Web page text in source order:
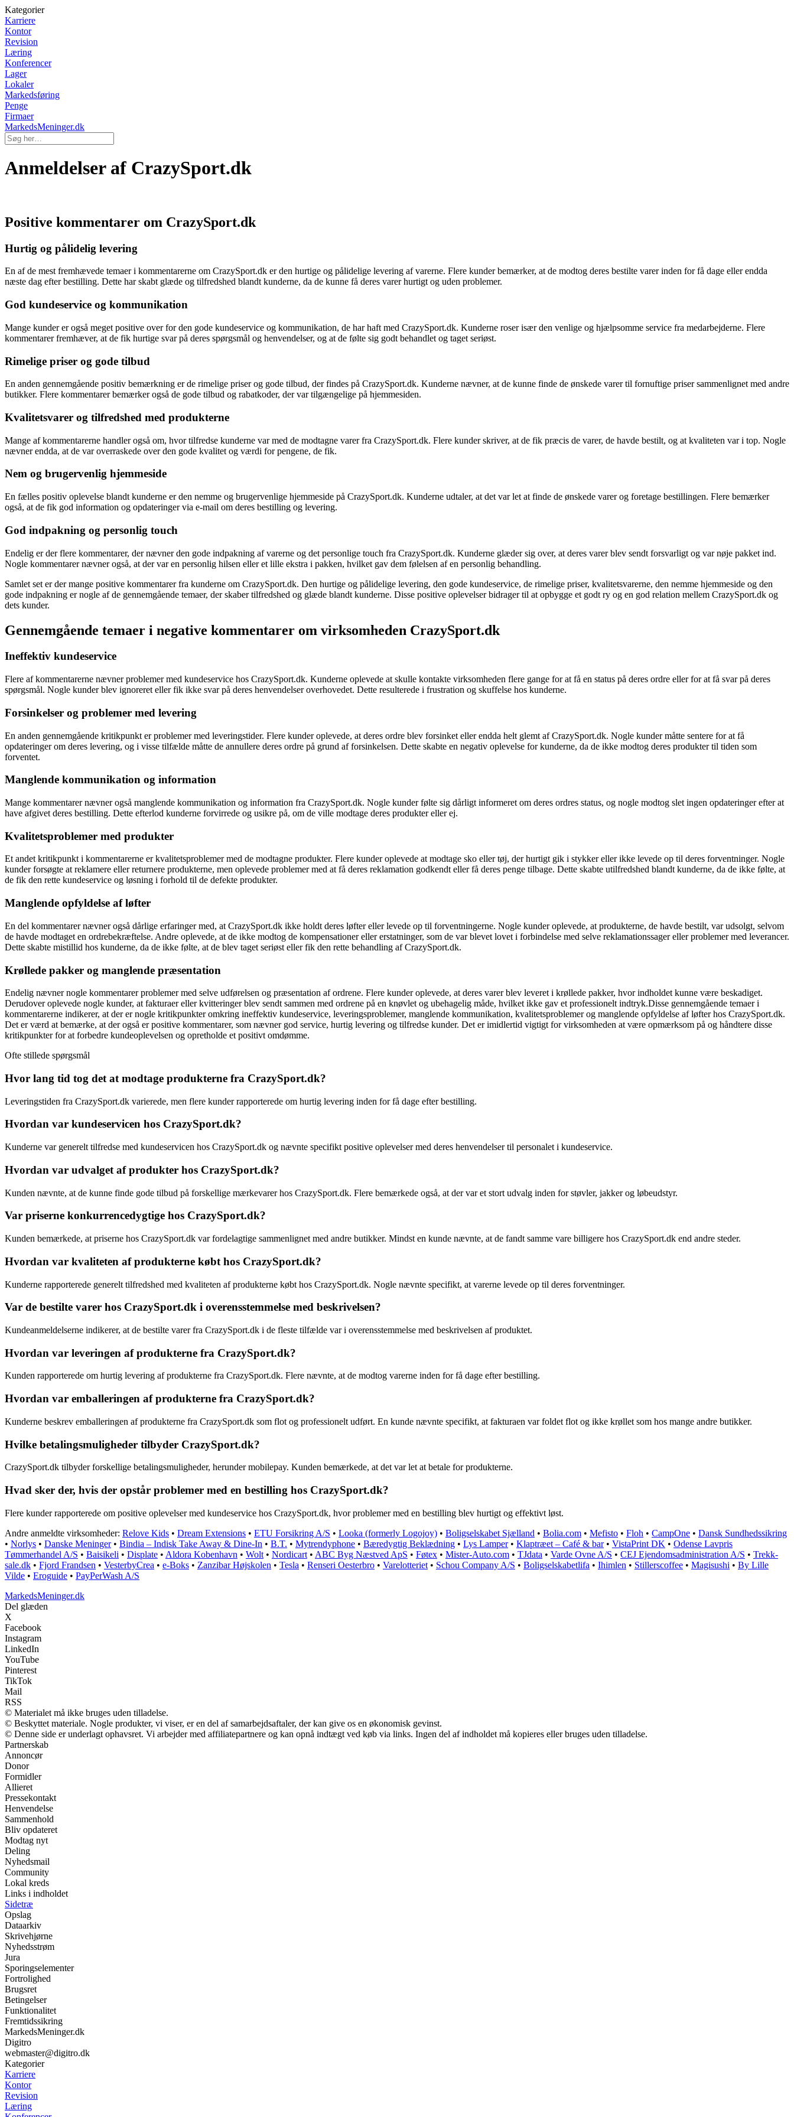
Kategorier
Karriere
Kontor
Revision
Læring
Konferencer
Lager
Lokaler
Markedsføring
Penge
Firmaer
MarkedsMeninger.dk
Anmeldelser af CrazySport.dk
Positive kommentarer om CrazySport.dk
Hurtig og pålidelig levering
En af de mest fremhævede temaer i kommentarerne om CrazySport.dk er den hurtige og pålidelige levering af varerne. Flere kunder bemærker, at de modtog deres bestilte varer inden for få dage eller endda
næste dag efter bestilling. Dette har skabt glæde og tilfredshed blandt kunderne, da de kunne få deres varer hurtigt og uden problemer.
God kundeservice og kommunikation
Mange kunder er også meget positive over for den gode kundeservice og kommunikation, de har haft med CrazySport.dk. Kunderne roser især den venlige og hjælpsomme service fra medarbejderne. Flere
kommentarer fremhæver, at de fik hurtige svar på deres spørgsmål og henvendelser, og at de følte sig godt behandlet og taget seriøst.
Rimelige priser og gode tilbud
En anden gennemgående positiv bemærkning er de rimelige priser og gode tilbud, der findes på CrazySport.dk. Kunderne nævner, at de kunne finde de ønskede varer til fornuftige priser sammenlignet med andre
butikker. Flere kommentarer bemærker også de gode tilbud og rabatkoder, der var tilgængelige på hjemmesiden.
Kvalitetsvarer og tilfredshed med produkterne
Mange af kommentarerne handler også om, hvor tilfredse kunderne var med de modtagne varer fra CrazySport.dk. Flere kunder skriver, at de fik præcis de varer, de havde bestilt, og at kvaliteten var i top. Nogle
nævner endda, at de var overraskede over den gode kvalitet og værdi for pengene, de fik.
Nem og brugervenlig hjemmeside
En fælles positiv oplevelse blandt kunderne er den nemme og brugervenlige hjemmeside på CrazySport.dk. Kunderne udtaler, at det var let at finde de ønskede varer og foretage bestillingen. Flere bemærker
også, at de fik god information og opdateringer via e-mail om deres bestilling og levering.
God indpakning og personlig touch
Endelig er der flere kommentarer, der nævner den gode indpakning af varerne og det personlige touch fra CrazySport.dk. Kunderne glæder sig over, at deres varer blev sendt forsvarligt og var nøje pakket ind.
Nogle kommentarer nævner også, at der var en personlig hilsen eller et lille ekstra i pakken, hvilket gav dem følelsen af en personlig behandling.
Samlet set er der mange positive kommentarer fra kunderne om CrazySport.dk. Den hurtige og pålidelige levering, den gode kundeservice, de rimelige priser, kvalitetsvarerne, den nemme hjemmeside og den
gode indpakning er nogle af de gennemgående temaer, der skaber tilfredshed og glæde blandt kunderne. Disse positive oplevelser bidrager til at opbygge et godt ry og en god relation mellem CrazySport.dk og
dets kunder.
Gennemgående temaer i negative kommentarer om virksomheden CrazySport.dk
Ineffektiv kundeservice
Flere af kommentarerne nævner problemer med kundeservice hos CrazySport.dk. Kunderne oplevede at skulle kontakte virksomheden flere gange for at få en status på deres ordre eller for at få svar på deres
spørgsmål. Nogle kunder blev ignoreret eller fik ikke svar på deres henvendelser overhovedet. Dette resulterede i frustration og skuffelse hos kunderne.
Forsinkelser og problemer med levering
En anden gennemgående kritikpunkt er problemer med leveringstider. Flere kunder oplevede, at deres ordre blev forsinket eller endda helt glemt af CrazySport.dk. Nogle kunder måtte sentere for at få
opdateringer om deres levering, og i visse tilfælde måtte de annullere deres ordre på grund af forsinkelsen. Dette skabte en negativ oplevelse for kunderne, da de ikke modtog deres produkter til tiden som
forventet.
Manglende kommunikation og information
Mange kommentarer nævner også manglende kommunikation og information fra CrazySport.dk. Nogle kunder følte sig dårligt informeret om deres ordres status, og nogle modtog slet ingen opdateringer efter at
have afgivet deres bestilling. Dette efterlod kunderne forvirrede og usikre på, om de ville modtage deres produkter eller ej.
Kvalitetsproblemer med produkter
Et andet kritikpunkt i kommentarerne er kvalitetsproblemer med de modtagne produkter. Flere kunder oplevede at modtage sko eller tøj, der hurtigt gik i stykker eller ikke levede op til deres forventninger. Nogle
kunder forsøgte at reklamere eller returnere produkterne, men oplevede problemer med at få deres reklamation godkendt eller få deres penge tilbage. Dette skabte utilfredshed blandt kunderne, da de ikke følte, at
de fik den rette kundeservice og løsning i forhold til de defekte produkter.
Manglende opfyldelse af løfter
En del kommentarer nævner også dårlige erfaringer med, at CrazySport.dk ikke holdt deres løfter eller levede op til forventningerne. Nogle kunder oplevede, at produkterne, de havde bestilt, var udsolgt, selvom
de havde modtaget en ordrebekræftelse. Andre oplevede, at de ikke modtog de kompensationer eller erstatninger, som de var blevet lovet i forbindelse med selve reklamationssager eller problemer med leverancer.
Dette skabte mistillid hos kunderne, da de ikke følte, at de blev taget seriøst eller fik den rette behandling af CrazySport.dk.
Krøllede pakker og manglende præsentation
Endelig nævner nogle kommentarer problemer med selve udførelsen og præsentation af ordrene. Flere kunder oplevede, at deres varer blev leveret i krøllede pakker, hvor indholdet kunne være beskadiget.
Derudover oplevede nogle kunder, at fakturaer eller kvitteringer blev sendt sammen med ordrene på en knøvlet og ubehagelig måde, hvilket ikke gav et professionelt indtryk.Disse gennemgående temaer i
kommentarerne indikerer, at der er nogle kritikpunkter omkring ineffektiv kundeservice, leveringsproblemer, manglende kommunikation, kvalitetsproblemer og manglende opfyldelse af løfter hos CrazySport.dk.
Det er værd at bemærke, at der også er positive kommentarer, som nævner god service, hurtig levering og tilfredse kunder. Det er imidlertid vigtigt for virksomheden at være opmærksom på og håndtere disse
kritikpunkter for at forbedre kundeoplevelsen og opretholde et positivt omdømme.
Ofte stillede spørgsmål
Hvor lang tid tog det at modtage produkterne fra CrazySport.dk?
Leveringstiden fra CrazySport.dk varierede, men flere kunder rapporterede om hurtig levering inden for få dage efter bestilling.
Hvordan var kundeservicen hos CrazySport.dk?
Kunderne var generelt tilfredse med kundeservicen hos CrazySport.dk og nævnte specifikt positive oplevelser med deres henvendelser til personalet i kundeservice.
Hvordan var udvalget af produkter hos CrazySport.dk?
Kunden nævnte, at de kunne finde gode tilbud på forskellige mærkevarer hos CrazySport.dk. Flere bemærkede også, at der var et stort udvalg inden for støvler, jakker og løbeudstyr.
Var priserne konkurrencedygtige hos CrazySport.dk?
Kunden bemærkede, at priserne hos CrazySport.dk var fordelagtige sammenlignet med andre butikker. Mindst en kunde nævnte, at de fandt samme vare billigere hos CrazySport.dk end andre steder.
Hvordan var kvaliteten af produkterne købt hos CrazySport.dk?
Kunderne rapporterede generelt tilfredshed med kvaliteten af produkterne købt hos CrazySport.dk. Nogle nævnte specifikt, at varerne levede op til deres forventninger.
Var de bestilte varer hos CrazySport.dk i overensstemmelse med beskrivelsen?
Kundeanmeldelserne indikerer, at de bestilte varer fra CrazySport.dk i de fleste tilfælde var i overensstemmelse med beskrivelsen af produktet.
Hvordan var leveringen af produkterne fra CrazySport.dk?
Kunden rapporterede om hurtig levering af produkterne fra CrazySport.dk. Flere nævnte, at de modtog varerne inden for få dage efter bestilling.
Hvordan var emballeringen af produkterne fra CrazySport.dk?
Kunderne beskrev emballeringen af produkterne fra CrazySport.dk som flot og professionelt udført. En kunde nævnte specifikt, at fakturaen var foldet flot og ikke krøllet som hos mange andre butikker.
Hvilke betalingsmuligheder tilbyder CrazySport.dk?
CrazySport.dk tilbyder forskellige betalingsmuligheder, herunder mobilepay. Kunden bemærkede, at det var let at betale for produkterne.
Hvad sker der, hvis der opstår problemer med en bestilling hos CrazySport.dk?
Flere kunder rapporterede om positive oplevelser med kundeservice hos CrazySport.dk, hvor problemer med en bestilling blev hurtigt og effektivt løst.
Andre anmeldte virksomheder: Relove Kids • Dream Extensions • ETU Forsikring A/S • Looka (formerly Logojoy) • Boligselskabet Sjælland • Bolia.com • Mefisto • Floh • CampOne • Dansk Sundhedssikring
• Norlys • Danske Meninger• Bindia – Indisk Take Away & Dine-In • B.T. • Mytrendyphone • Bæredygtig Beklædning • Lys Lamper• Klaptræet – Café & bar• VistaPrint DK • Odense Lavpris
Tømmerhandel A/S • Baisikeli • Displate • Aldora Kobenhavn • Wolt • Nordicart • ABC Byg Næstved ApS • Føtex • Mister-Auto.com • TJdata • Varde Ovne A/S • CEJ Ejendomsadministration A/S • Trekk-
sale.dk • Fjord Frandsen • VesterbyCrea • e-Boks • Zanzibar Højskolen • Tesla • Renseri Oesterbro • Varelotteriet • Schou Company A/S • Boligselskabetlifa • Ihimlen • Stillerscoffee • Magisushi • By Lille
Vilde • Eroguide • PayPerWash A/S
MarkedsMeninger.dk
Del glæden
X
Facebook
Instagram
LinkedIn
YouTube
Pinterest
TikTok
Mail
RSS
© Materialet må ikke bruges uden tilladelse.
© Beskyttet materiale. Nogle produkter, vi viser, er en del af samarbejdsaftaler, der kan give os en økonomisk gevinst.
© Denne side er underlagt ophavsret. Vi arbejder med affiliatepartnere og kan opnå indtægt ved køb via links. Ingen del af indholdet må kopieres eller bruges uden tilladelse.
Partnerskab
Annoncør
Donor
Formidler
Allieret
Pressekontakt
Henvendelse
Sammenhold
Bliv opdateret
Modtag nyt
Deling
Nyhedsmail
Community
Lokal kreds
Links i indholdet
Sidetræ
Opslag
Dataarkiv
Skrivehjørne
Nyhedsstrøm
Jura
Sporingselementer
Fortrolighed
Brugsret
Betingelser
Funktionalitet
Fremtidssikring
MarkedsMeninger.dk
Digitro
webmaster@digitro.dk
Kategorier
Karriere
Kontor
Revision
Læring